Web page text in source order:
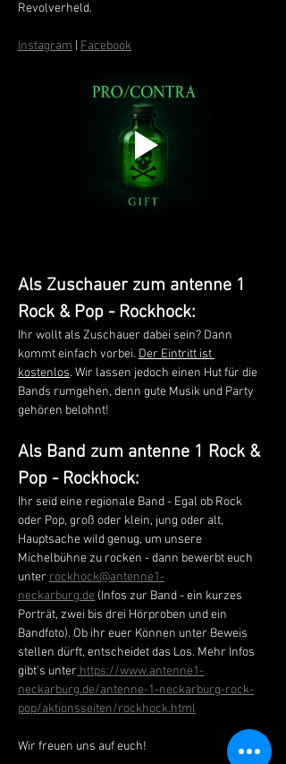
Revolverheld.
Instagram Facebook
Als Zuschauer zum antenne 1
Rock & Pop - Rockhock:
Ihr wollt als Zuschauer dabei sein? Dann
kommt einfach vorbei. Der Eintritt ist
kostenlos. Wir lassen jedoch einen Hut für die
Bands rumgehen, denn gute Musik und Party
gehören belohnt!
Als Band zum antenne 1 Rock &
Pop - Rockhock:
Ihr seid eine regionale Band - Egal ob Rock
oder Pop, groß oder klein, jung oder alt,
Hauptsache wild genug, um unsere
Michelbühne zu rocken - dann bewerbt euch
unter rockhock@antenne1-
neckarburg.de (Infos zur Band - ein kurzes
Porträt, zwei bis drei Hörproben und ein
Bandfoto). Ob ihr euer Können unter Beweis
stellen dürft, entscheidet das Los. Mehr Infos
gibt's unter https://www.antenne1-
neckarburg.de/antenne-1-neckarburg-rock-
pop/aktionsseiten/rockhock.html
Wir freuen uns auf euch!